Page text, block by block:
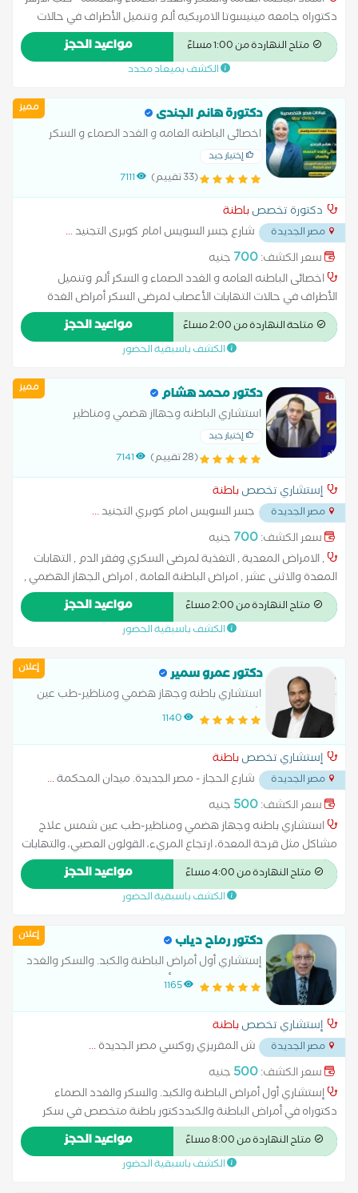
دكتوراه جامعه مينيسوتا الامريكيه ألم وتنميل الأطراف في حالات
التهابات الأعصاب لمرضى السكر أمراض الغدة الكظرية أمراض الغدد
الصماء اضطرابات الغدة النخامية اضطرابات الهرمونات الجنسية الغدة
الدرقية والجار درقية الفشل الكلوي نتيجة مرض السكر تشخيص سكر
الهرمونات عند البلوغ علاج السكر النوع الأول علاج السكر النوع الثاني
علاج الضعف الجنسى الناتج عن مرض السكر علاج سكر الحمل علاج
قصر القامة وتأخر البلوغ علاج مرض السكر متابعة سكر الحمل متابعة
سكر بالغين نوع أول وثاني ومضاعفاته مشكلات الكلى عند مرضى
السكر مضاعفات مرض السكر نقص هرمون النمو إضافة خدمات أخرى
متاح النهاردة من 1:00 مساءً مواعيد الحجز
الكشف بميعاد محدد
مميز دكتورة هانم الجندى
اخصائى الباطنه العامه و الغدد الصماء و السكر
إختيار جيد
(33 تقييم) 7111
دكتورة تخصصباطنة
مصر الجديدة شارع جسر السويس امام كوبرى التجنيد...
سعر الكشف:700 جنيه
اخصائى الباطنه العامه و الغدد الصماء و السكر ألم وتنميل
الأطراف في حالات التهابات الأعصاب لمرضى السكر أمراض الغدة
الكظرية أمراض الغدد الصماء اضطرابات الغدة النخامية الغدة الدرقية
والجار درقية الفشل الكلوي نتيجة مرض السكر تشخيص سكر الحمل
ضبط الدم والسكر لمرضى الكبد و الكلى علاج اضطرابات الهرمونات
الضعف الجنسى الناتج عن مرض السكر علاج سكر الحمل علاج قصر
القامة وتأخر البلوغ علاج مرض السكر متابعة سكر الحمل مضاعفات
مرض السكر
متاحة النهاردة من 2:00 مساءً مواعيد الحجز
الكشف باسبقية الحضور
مميز دكتور محمد هشام
استشاري الباطنه وجهااز هضمي ومناظير
إختيار جيد
(28 تقييم) 7141
إستشاري تخصصباطنة
مصر الجديدة جسر السويس امام كوبري التجنيد...
سعر الكشف:700 جنيه
, الامراض المعدية , التغذية لمرضى السكري وفقر الدم , التهابات
المعدة والاثنى عشر , امراض الباطنة العامة , امراض الجهاز الهضمي ,
امراض ضغط الدم , تشخيص وعلاج حالات ارتجاع المريء , سونار على
البطن والحوض , علاج الكوليسترول ,
متاح النهاردة من 2:00 مساءً مواعيد الحجز
الكشف باسبقية الحضور
إعلان دكتور عمرو سمير
استشاري باطنه وجهاز هضمي ومناظير-طب عين
شمس
1140
إستشاري تخصصباطنة
مصر الجديدة شارع الحجاز - مصر الجديدة. ميدان المحكمة...
سعر الكشف:500 جنيه
استشاري باطنه وجهاز هضمي ومناظير-طب عين شمس علاج
مشاكل مثل قرحة المعدة، ارتجاع المريء، القولون العصبي، والتهابات
الأمعاء. التعامل مع أمراض الكبد مثل الدهون على الكبد أو الالتهاب
الكبدي. تشخيص حالات النزيف أو الألم في البطن
متاح النهاردة من 4:00 مساءً مواعيد الحجز
الكشف باسبقية الحضور
إعلان دكتور رماح دياب
إستشاري أول أمراض الباطنة والكبد. والسكر والغدد
الصماء دكتوراه في أمراض الباطنة والكبد
1165
إستشاري تخصصباطنة
مصر الجديدة ش المقريزي روكسي مصر الجديدة...
سعر الكشف:500 جنيه
إستشاري أول أمراض الباطنة والكبد. والسكر والغدد الصماء
دكتوراه في أمراض الباطنة والكبددكتور باطنة متخصص في سكر
وغدد صماء بالغين، جهاز هضمي ومناظير بالغين، باطنة عامة،
حساسية ومناعة بالغين و جهاز هضمي ومناظير اطفال
متاح النهاردة من 8:00 مساءً مواعيد الحجز
الكشف باسبقية الحضور